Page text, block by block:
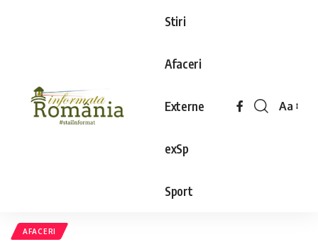
Stiri
Afaceri
Externe
exSp
Sport
Aa
AFACERI